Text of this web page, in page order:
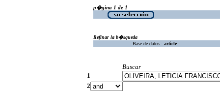
p�gina 1 de 1
Refinar la b�squeda
Base de datos : article
Buscar
1
2